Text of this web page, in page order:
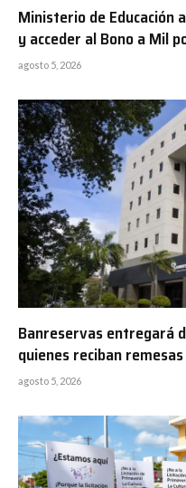
Ministerio de Educación
y acceder al Bono a Mil
agosto 5, 2026
Banreservas entregará
quienes reciban remesas
agosto 5, 2026